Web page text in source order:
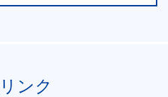
ンク